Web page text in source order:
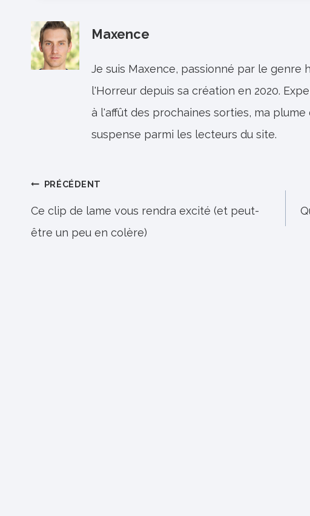
Maxence
Je suis Maxence, passionné par le
l'Horreur depuis sa création en 2020.
à l'affût des prochaines sorties, ma
suspense parmi les lecteurs du site.
Navigation
de
l’article
PRÉCÉDENT
Ce clip de lame vous rendra excité (et peut-
être un peu en colère)